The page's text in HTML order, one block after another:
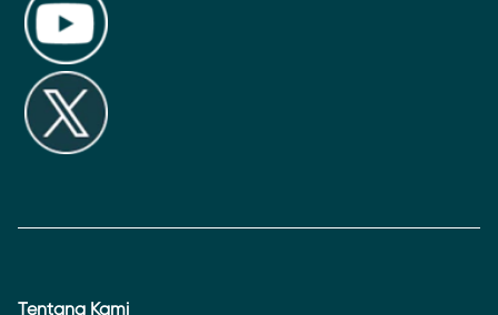
Tentang Kami